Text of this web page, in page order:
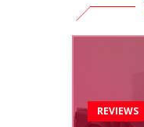
REVIEWS